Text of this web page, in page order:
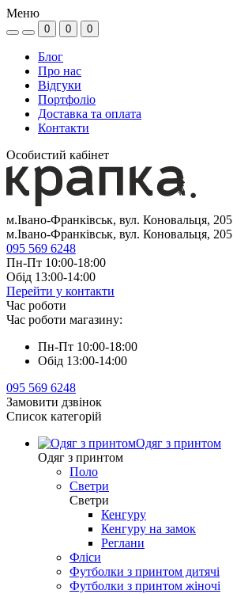
Меню
0 0 0
Блог
Про нас
Відгуки
Портфоліо
Доставка та оплата
Контакти
Особистий кабінет
м.Івано-Франківськ, вул. Коновальця, 205
м.Івано-Франківськ, вул. Коновальця, 205
095 569 6248
Пн-Пт 10:00-18:00
Обід 13:00-14:00
Перейти у контакти
Час роботи
Час роботи магазину:
Пн-Пт 10:00-18:00
Обід 13:00-14:00
095 569 6248
Замовити дзвінок
Список категорій
Одяг з принтом
Одяг з принтом
Поло
Светри
Светри
Кенгуру
Кенгуру на замок
Реглани
Фліси
Футболки з принтом дитячі
Футболки з принтом жіночі